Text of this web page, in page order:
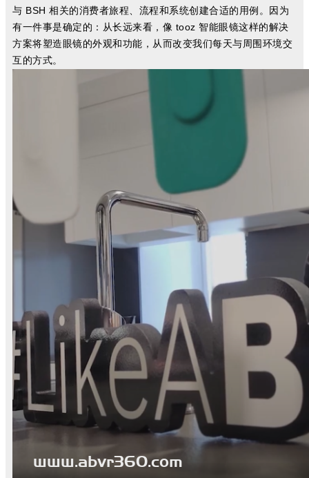
与 BSH 相关的消费者旅程、流程和系统创建合适的用例。因为
有一件事是确定的：从长远来看，像 tooz 智能眼镜这样的解决
方案将塑造眼镜的外观和功能，从而改变我们每天与周围环境交
互的方式。